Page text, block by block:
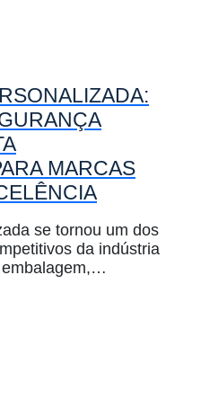
MARCAS
se tornou um dos
da indústria
embalagem,…